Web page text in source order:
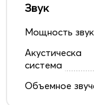
Звук
Мощность
Акустическа
система
Объемное